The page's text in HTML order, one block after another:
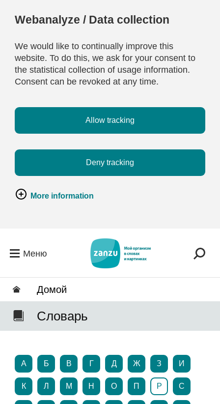
Webanalyze / Data collection
We would like to continually improve this
website. To do this, we ask for your consent to
the statistical collection of usage information.
Consent can be revoked at any time.
Allow tracking
Deny tracking
More information
Меню
Домой
Словарь
А Б В Г Д Ж З И
К Л М Н О П Р С